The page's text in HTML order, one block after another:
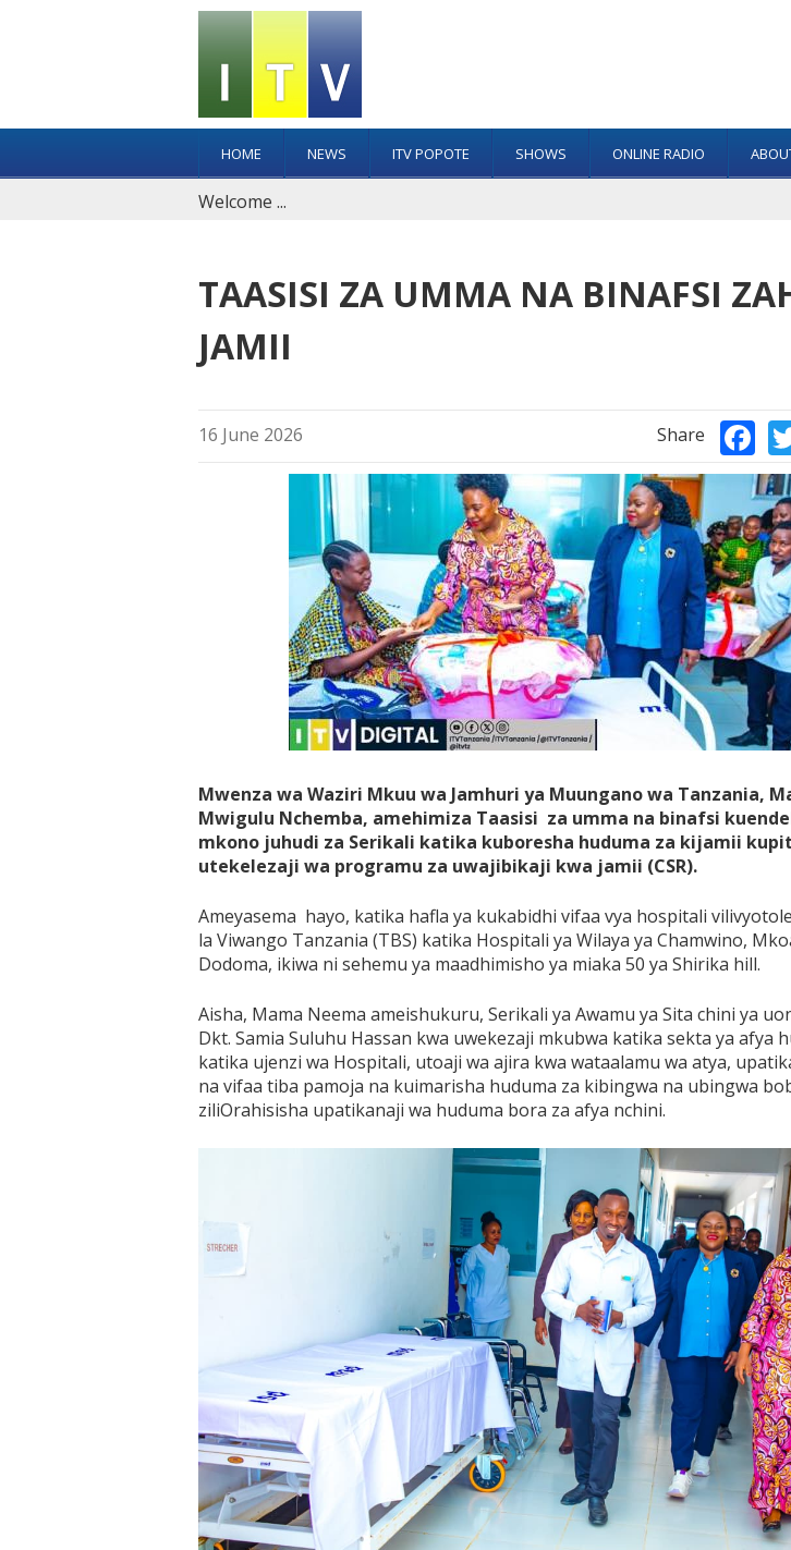
HOME NEWS ITV POPOTE SHOWS ONLINE RADIO
Welcome ...
Back
to
TAASISI ZA UMMA NA BINAFSI
JAMII
16 June 2026 Share
Mwenza wa Waziri Mkuu wa Jamhuri ya Muungano wa Tanzania,
Mwigulu Nchemba, amehimiza Taasisi za umma na binafsi
mkono juhudi za Serikali katika kuboresha huduma za kijamii
utekelezaji wa programu za uwajibikaji kwa jamii (CSR).
Ameyasema hayo, katika hafla ya kukabidhi vifaa vya hospitali
la Viwango Tanzania (TBS) katika Hospitali ya Wilaya ya Chamwino,
Dodoma, ikiwa ni sehemu ya maadhimisho ya miaka 50 ya Shirika hill.
Aisha, Mama Neema ameishukuru, Serikali ya Awamu ya Sita chini ya
Dkt. Samia Suluhu Hassan kwa uwekezaji mkubwa katika sekta ya afya
katika ujenzi wa Hospitali, utoaji wa ajira kwa wataalamu wa atya,
na vifaa tiba pamoja na kuimarisha huduma za kibingwa na ubingwa
ziliOrahisisha upatikanaji wa huduma bora za afya nchini.